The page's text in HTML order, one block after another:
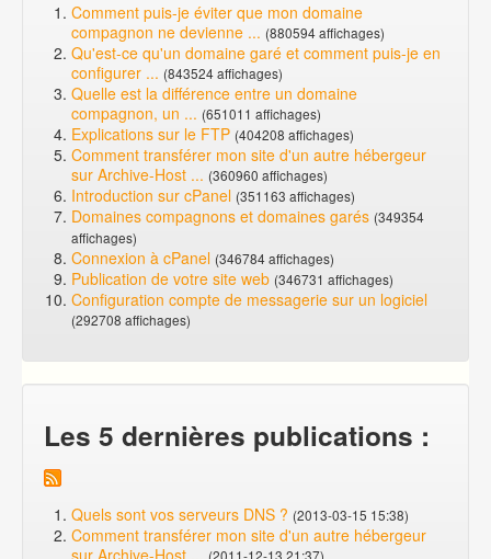
Comment puis-je éviter que mon domaine
compagnon ne devienne ... (880594 affichages)
Qu'est-ce qu'un domaine garé et comment puis-je en
configurer ... (843524 affichages)
Quelle est la différence entre un domaine
compagnon, un ... (651011 affichages)
Explications sur le FTP (404208 affichages)
Comment transférer mon site d'un autre hébergeur
sur Archive-Host ... (360960 affichages)
Introduction sur cPanel (351163 affichages)
Domaines compagnons et domaines garés (349354
affichages)
Connexion à cPanel (346784 affichages)
Publication de votre site web (346731 affichages)
Configuration compte de messagerie sur un logiciel
(292708 affichages)
Les 5 dernières publications :
Quels sont vos serveurs DNS ? (2013-03-15 15:38)
Comment transférer mon site d'un autre hébergeur
sur Archive-Host ... (2011-12-13 21:37)